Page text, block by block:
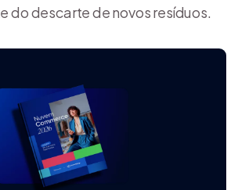
do descarte de novos resíduos.